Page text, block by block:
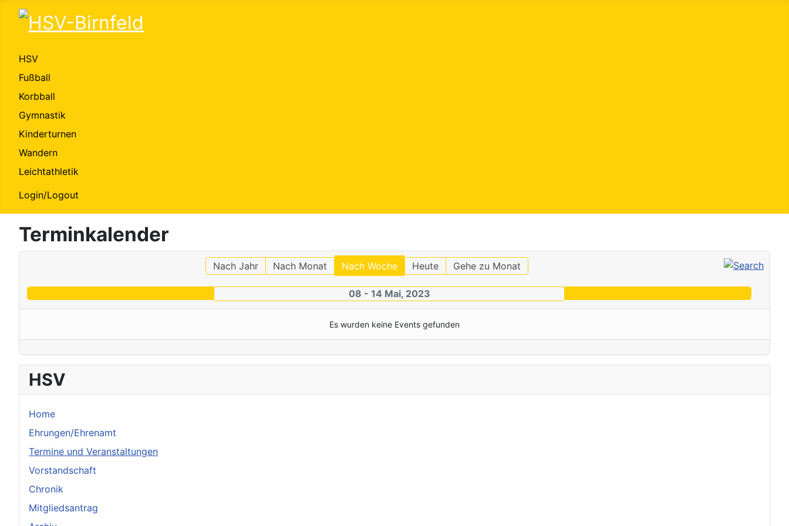
HSV
Fußball
Korbball
Gymnastik
Kinderturnen
Wandern
Leichtathletik
Login/Logout
Terminkalender
Nach Jahr Nach Monat Nach Woche Heute Gehe zu Monat
08 - 14 Mai, 2023
Es wurden keine Events gefunden
HSV
Home
Ehrungen/Ehrenamt
Termine und Veranstaltungen
Vorstandschaft
Chronik
Mitgliedsantrag